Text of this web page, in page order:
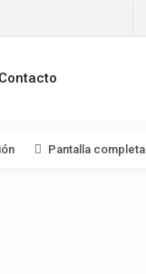
Contacto
Pantalla completa